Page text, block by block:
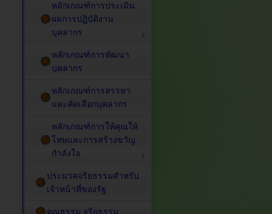
หลักเกณฑ์การประเมิน
ผลการปฏิบัติงาน
บุคลากร
หลักเกณฑ์การพัฒนา
บุคลากร
หลักเกณฑ์การสรรหา
และคัดเลือกบุคลากร
หลักเกณฑ์การให้คุณให้
โทษและการสร้างขวัญ
กำลังใจ
ประมวลจริยธรรมสำหรับ
เจ้าหน้าที่ของรัฐ
คุณธรรม จริยธรรม